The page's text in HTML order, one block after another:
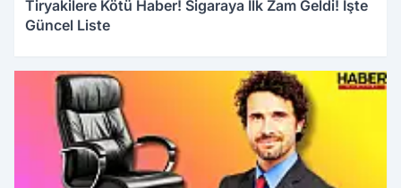
Tiryakilere Kötü Haber! Sigaraya İlk Zam Geldi! İşte
Güncel Liste
03.01.2026 10:44